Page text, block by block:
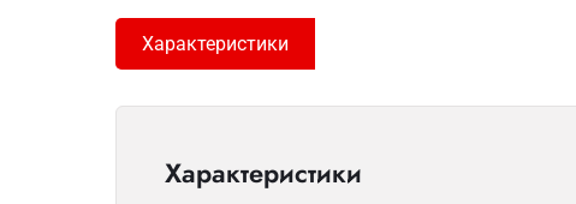
Характеристики
Характеристики